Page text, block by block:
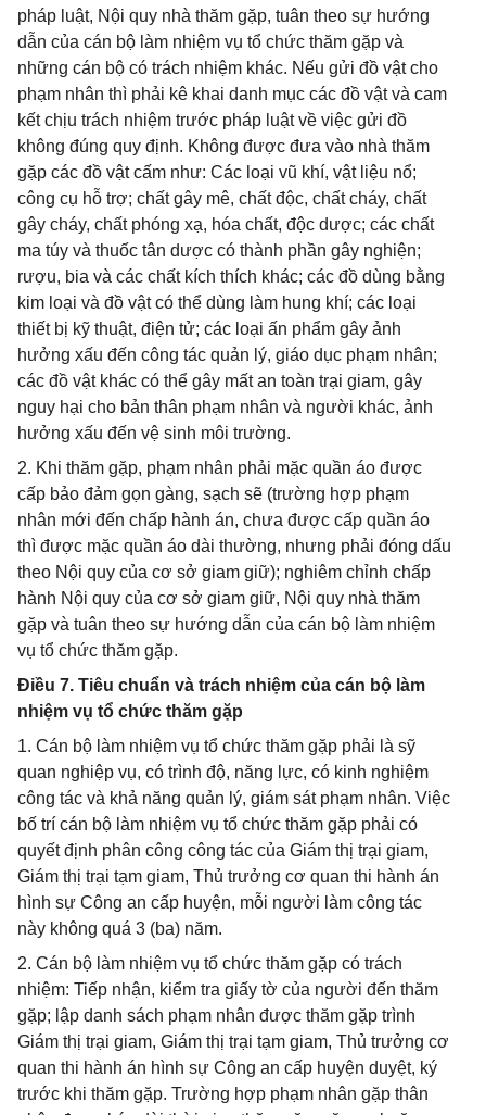
pháp luật, Nội quy nhà thăm gặp, tuân theo sự hướng
dẫn của cán bộ làm nhiệm vụ tổ chức thăm gặp và
những cán bộ có trách nhiệm khác. Nếu gửi đồ vật cho
phạm nhân thì phải kê khai danh mục các đồ vật và cam
kết chịu trách nhiệm trước pháp luật về việc gửi đồ
không đúng quy định. Không được đưa vào nhà thăm
gặp các đồ vật cấm như: Các loại vũ khí, vật liệu nổ;
công cụ hỗ trợ; chất gây mê, chất độc, chất cháy, chất
gây cháy, chất phóng xạ, hóa chất, độc dược; các chất
ma túy và thuốc tân dược có thành phần gây nghiện;
rượu, bia và các chất kích thích khác; các đồ dùng bằng
kim loại và đồ vật có thể dùng làm hung khí; các loại
thiết bị kỹ thuật, điện tử; các loại ấn phẩm gây ảnh
hưởng xấu đến công tác quản lý, giáo dục phạm nhân;
các đồ vật khác có thể gây mất an toàn trại giam, gây
nguy hại cho bản thân phạm nhân và người khác, ảnh
hưởng xấu đến vệ sinh môi trường.
2. Khi thăm gặp, phạm nhân phải mặc quần áo được
cấp bảo đảm gọn gàng, sạch sẽ (trường hợp phạm
nhân mới đến chấp hành án, chưa được cấp quần áo
thì được mặc quần áo dài thường, nhưng phải đóng dấu
theo Nội quy của cơ sở giam giữ); nghiêm chỉnh chấp
hành Nội quy của cơ sở giam giữ, Nội quy nhà thăm
gặp và tuân theo sự hướng dẫn của cán bộ làm nhiệm
vụ tổ chức thăm gặp.
Điều 7. Tiêu chuẩn và trách nhiệm của cán bộ làm
nhiệm vụ tổ chức thăm gặp
1. Cán bộ làm nhiệm vụ tổ chức thăm gặp phải là sỹ
quan nghiệp vụ, có trình độ, năng lực, có kinh nghiệm
công tác và khả năng quản lý, giám sát phạm nhân. Việc
bố trí cán bộ làm nhiệm vụ tổ chức thăm gặp phải có
quyết định phân công công tác của Giám thị trại giam,
Giám thị trại tạm giam, Thủ trưởng cơ quan thi hành án
hình sự Công an cấp huyện, mỗi người làm công tác
này không quá 3 (ba) năm.
2. Cán bộ làm nhiệm vụ tổ chức thăm gặp có trách
nhiệm: Tiếp nhận, kiểm tra giấy tờ của người đến thăm
gặp; lập danh sách phạm nhân được thăm gặp trình
Giám thị trại giam, Giám thị trại tạm giam, Thủ trưởng cơ
quan thi hành án hình sự Công an cấp huyện duyệt, ký
trước khi thăm gặp. Trường hợp phạm nhân gặp thân